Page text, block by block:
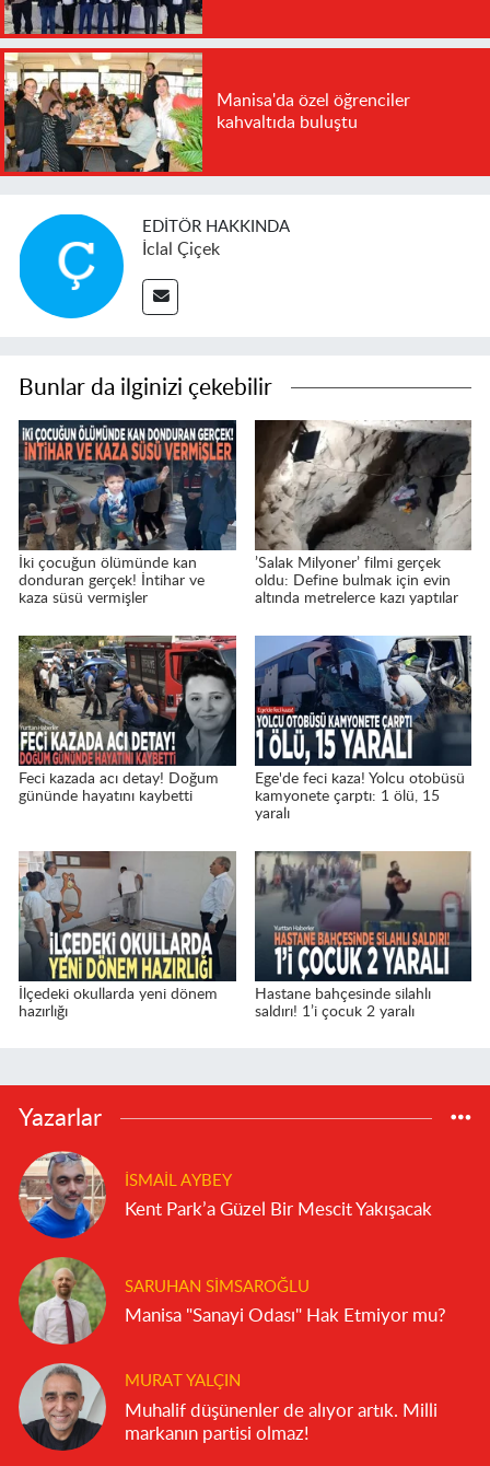
Manisa'da özel öğrenciler
kahvaltıda buluştu
EDITÖR HAKKINDA
İclal Çiçek
Bunlar da ilginizi çekebilir
İki çocuğun ölümünde kan
donduran gerçek! İntihar ve
kaza süsü vermişler
’Salak Milyoner’ filmi gerçek
oldu: Define bulmak için evin
altında metrelerce kazı yaptılar
Feci kazada acı detay! Doğum
gününde hayatını kaybetti
Ege'de feci kaza! Yolcu otobüsü
kamyonete çarptı: 1 ölü, 15
yaralı
İlçedeki okullarda yeni dönem
hazırlığı
Hastane bahçesinde silahlı
saldırı! 1’i çocuk 2 yaralı
Yazarlar
İSMAIL AYBEY
Kent Park’a Güzel Bir Mescit Yakışacak
SARUHAN SIMSAROĞLU
Manisa "Sanayi Odası" Hak Etmiyor mu?
MURAT YALÇIN
Muhalif düşünenler de alıyor artık. Milli
markanın partisi olmaz!